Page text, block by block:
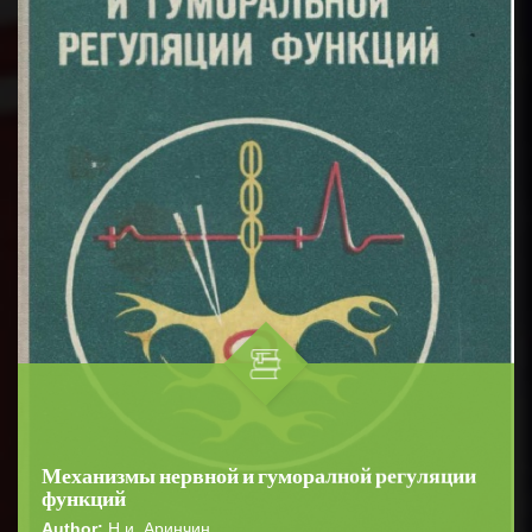
Механизмы нервной и гуморалной регуляции
функций
Author: Н.и. Аринчин